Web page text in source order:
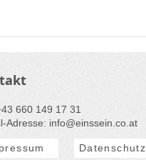
660 149 17 31
Adresse: info@einssein. co. at
Datenschutz